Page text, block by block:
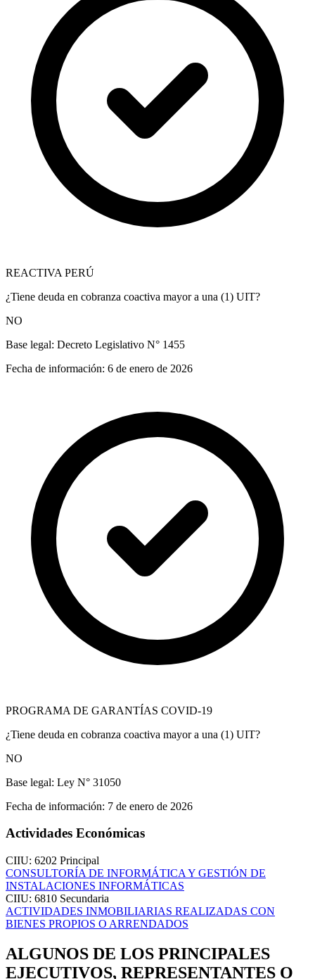
REACTIVA PERÚ
¿Tiene deuda en cobranza coactiva mayor a una (1) UIT?
NO
Base legal: Decreto Legislativo N° 1455
Fecha de información: 6 de enero de 2026
PROGRAMA DE GARANTÍAS COVID-19
¿Tiene deuda en cobranza coactiva mayor a una (1) UIT?
NO
Base legal: Ley N° 31050
Fecha de información: 7 de enero de 2026
Actividades Económicas
CIIU: 6202 Principal
CONSULTORÍA DE INFORMÁTICA Y GESTIÓN DE
INSTALACIONES INFORMÁTICAS
CIIU: 6810 Secundaria
ACTIVIDADES INMOBILIARIAS REALIZADAS CON
BIENES PROPIOS O ARRENDADOS
ALGUNOS DE LOS PRINCIPALES
EJECUTIVOS, REPRESENTANTES O